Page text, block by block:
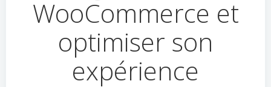
WooCommerce et
optimiser son
expérience